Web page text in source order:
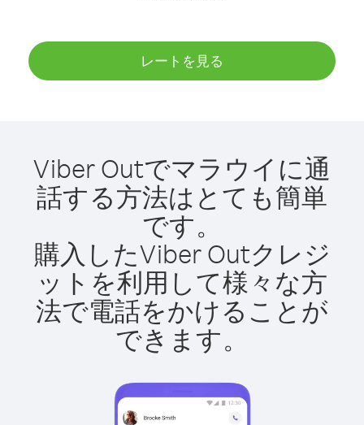
レートを見る
Viber Outでマラウイに通
話する方法はとても簡単
です。
購入したViber Outクレジ
ットを利用して様々な方
法で電話をかけることが
できます。